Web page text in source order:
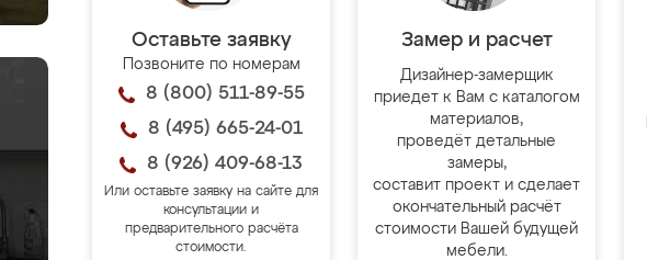
Оставьте заявку
Позвоните по номерам
8 (800) 511-89-55
8 (495) 665-24-01
8 (926) 409-68-13
Или оставьте заявку на сайте для
консультации и
предварительного расчёта
стоимости.
Замер и расчет
Дизайнер-замерщик
приедет к Вам с каталогом
материалов,
проведёт детальные
замеры,
составит проект и сделает
окончательный расчёт
стоимости Вашей будущей
мебели.